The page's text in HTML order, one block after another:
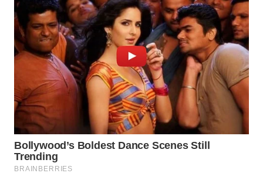
WN
TANGERANG
WN
WN
CIREBON
WN
INDRAMAYU